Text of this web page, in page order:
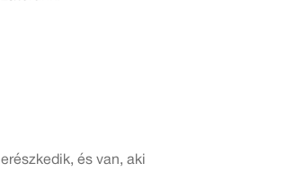
és van, aki